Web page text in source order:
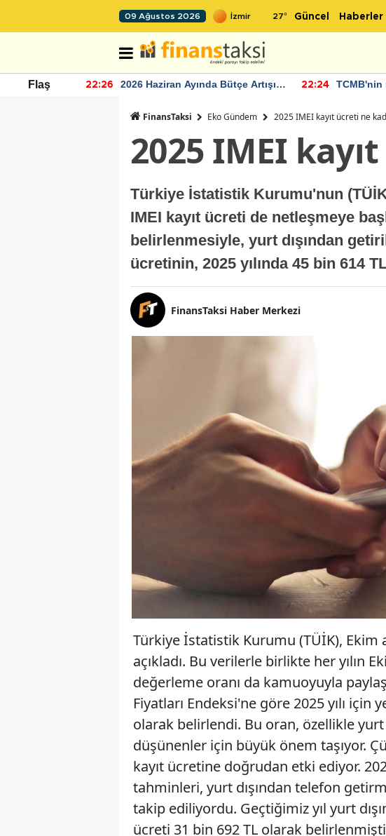
09 Ağustos 2026 27° Güncel Haberler
Flaş 22:26
2026 Haziran Ayında Bütçe Artışı
22:24
TCMB'nin
FinansTaksi Eko Gündem 2025 IMEI kayıt ücreti ne
2025 IMEI
Türkiye İstatistik Kurumu'nun
IMEI kayıt ücreti de netleşmeye
belirlenmesiyle, yurt dışından
ücretinin, 2025 yılında 45 bin 614
FinansTaksi Haber Merkezi
Türkiye İstatistik Kurumu (TÜİK), Ekim
açıkladı. Bu verilerle birlikte her yılın
değerleme oranı da kamuoyuyla
Fiyatları Endeksi'ne göre 2025 yılı
olarak belirlendi. Bu oran, özellikle yurt
düşünenler için büyük önem taşıyor.
kayıt ücretine doğrudan etki ediyor.
tahminleri, yurt dışından telefon
takip ediliyordu. Geçtiğimiz yıl yurt
ücreti 31 bin 692 TL olarak